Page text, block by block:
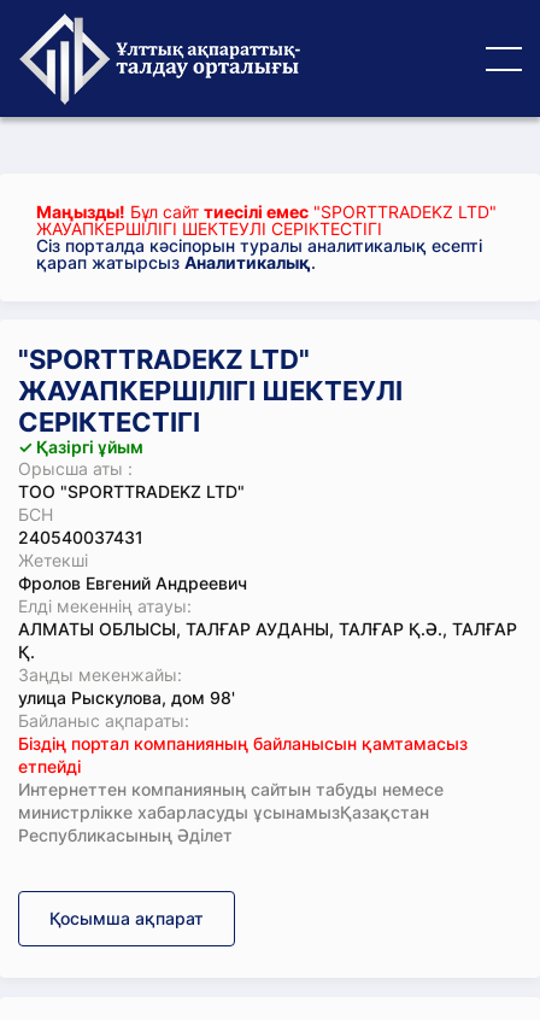
Маңызды! Бұл сайт тиесілі емес "SPORTTRADEKZ LTD"
ЖАУАПКЕРШІЛІГІ ШЕКТЕУЛІ СЕРІКТЕСТІГІ
Сіз порталда кәсіпорын туралы аналитикалық есепті
қарап жатырсыз Аналитикалық.
"SPORTTRADEKZ LTD"
ЖАУАПКЕРШІЛІГІ ШЕКТЕУЛІ
СЕРІКТЕСТІГІ
✓ Қазіргі ұйым
Орысша аты :
ТОО "SPORTTRADEKZ LTD"
БСН
240540037431
Жетекші
Фролов Евгений Андреевич
Елді мекеннің атауы:
АЛМАТЫ ОБЛЫСЫ, ТАЛҒАР АУДАНЫ, ТАЛҒАР Қ.Ә., ТАЛҒАР
Қ.
Заңды мекенжайы:
улица Рыскулова, дом 98'
Байланыс ақпараты:
Біздің портал компанияның байланысын қамтамасыз
етпейді
Интернеттен компанияның сайтын табуды немесе
министрлікке хабарласуды ұсынамызҚазақстан
Республикасының Әділет
Қосымша ақпарат